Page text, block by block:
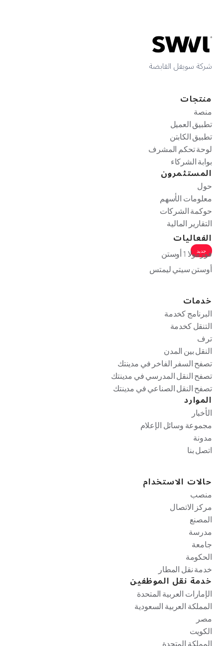
شركة سويفل القابضة
منتجات
منصة
تطبيق العميل
تطبيق الكابتن
لوحة تحكم المشرف
بوابة الشركاء
المستثمرون
حول
معلومات الأسهم
حوكمة الشركات
التقارير المالية
الفعاليات
جديد
فورمولا 1 أوستن
أوستن سيتي ليمتس
خدمات
البرنامج كخدمة
التنقل كخدمة
ترف
النقل بين المدن
تصفح السفر الفاخر في مدينتك
تصفح النقل المدرسي في مدينتك
تصفح النقل الصناعي في مدينتك
الموارد
الأخبار
مجموعة وسائل الإعلام
مدونة
اتصل بنا
حالات الاستخدام
منصب
مركز الاتصال
المصنع
مدرسة
جامعة
الحكومة
خدمة نقل المطار
خدمة نقل الموظفين
الإمارات العربية المتحدة
المملكة العربية السعودية
مصر
الكويت
المملكة المتحدة